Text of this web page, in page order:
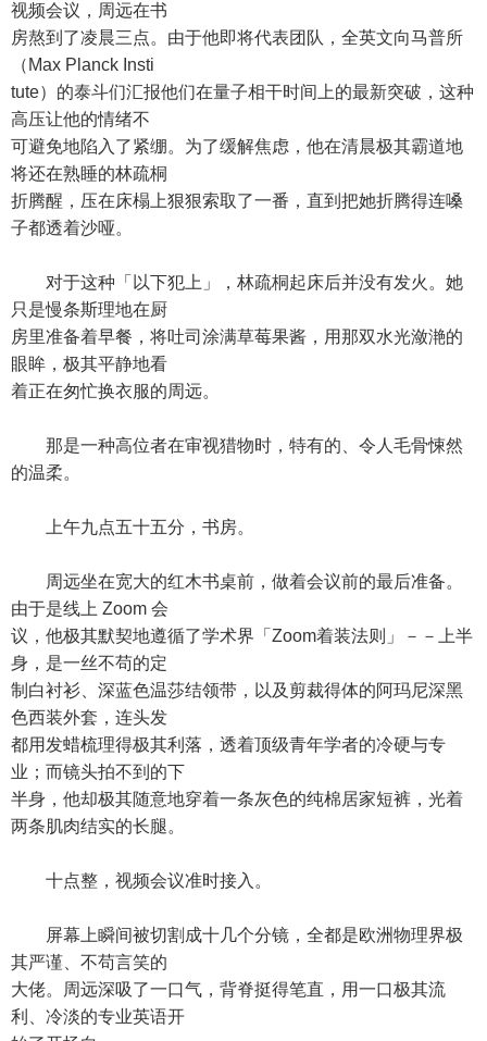
视频会议，周远在书
房熬到了凌晨三点。由于他即将代表团队，全英文向马普所
（Max Planck Insti
tute）的泰斗们汇报他们在量子相干时间上的最新突破，这种
高压让他的情绪不
可避免地陷入了紧绷。为了缓解焦虑，他在清晨极其霸道地
将还在熟睡的林疏桐
折腾醒，压在床榻上狠狠索取了一番，直到把她折腾得连嗓
子都透着沙哑。
对于这种「以下犯上」，林疏桐起床后并没有发火。她
只是慢条斯理地在厨
房里准备着早餐，将吐司涂满草莓果酱，用那双水光潋滟的
眼眸，极其平静地看
着正在匆忙换衣服的周远。
那是一种高位者在审视猎物时，特有的、令人毛骨悚然
的温柔。
上午九点五十五分，书房。
周远坐在宽大的红木书桌前，做着会议前的最后准备。
由于是线上 Zoom 会
议，他极其默契地遵循了学术界「Zoom着装法则」－－上半
身，是一丝不苟的定
制白衬衫、深蓝色温莎结领带，以及剪裁得体的阿玛尼深黑
色西装外套，连头发
都用发蜡梳理得极其利落，透着顶级青年学者的冷硬与专
业；而镜头拍不到的下
半身，他却极其随意地穿着一条灰色的纯棉居家短裤，光着
两条肌肉结实的长腿。
十点整，视频会议准时接入。
屏幕上瞬间被切割成十几个分镜，全都是欧洲物理界极
其严谨、不苟言笑的
大佬。周远深吸了一口气，背脊挺得笔直，用一口极其流
利、冷淡的专业英语开